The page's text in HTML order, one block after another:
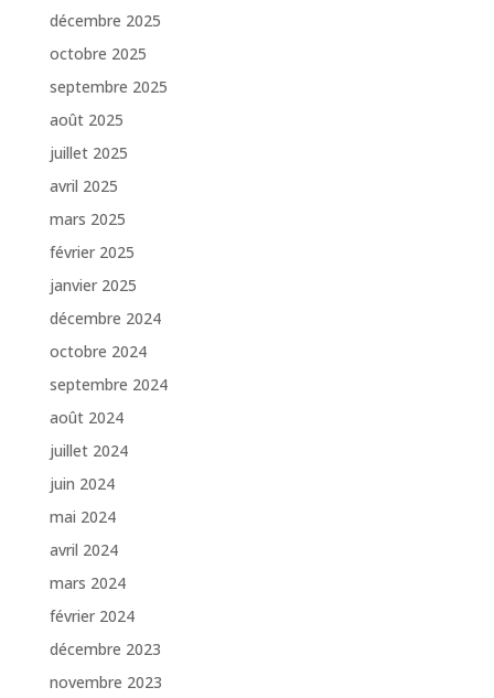
décembre 2025
octobre 2025
septembre 2025
août 2025
juillet 2025
avril 2025
mars 2025
février 2025
janvier 2025
décembre 2024
octobre 2024
septembre 2024
août 2024
juillet 2024
juin 2024
mai 2024
avril 2024
mars 2024
février 2024
décembre 2023
novembre 2023